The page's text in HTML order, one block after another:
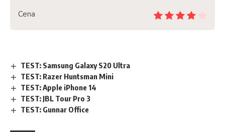
Cena
TEST: Samsung Galaxy S20 Ultra
TEST: Razer Huntsman Mini
TEST: Apple iPhone 14
TEST: JBL Tour Pro 3
TEST: Gunnar Office